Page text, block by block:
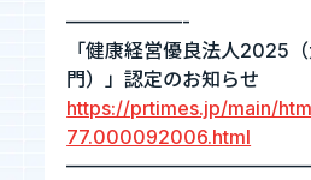
CEO Blog
河井智也note (
——————-
「健康経営優良法人2025
門）」認定のお知らせ
https://prtimes.jp/main/
77.000092006.html